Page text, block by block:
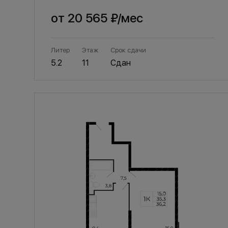
от 20 565 ₽/мес
Литер
5.2
Этаж
11
Срок сдачи
Сдан